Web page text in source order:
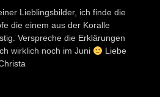
Lieblingsbilder, ich finde die
die einem aus der Koralle
Verspreche die Erklärungen
wirklich noch im Juni
Liebe